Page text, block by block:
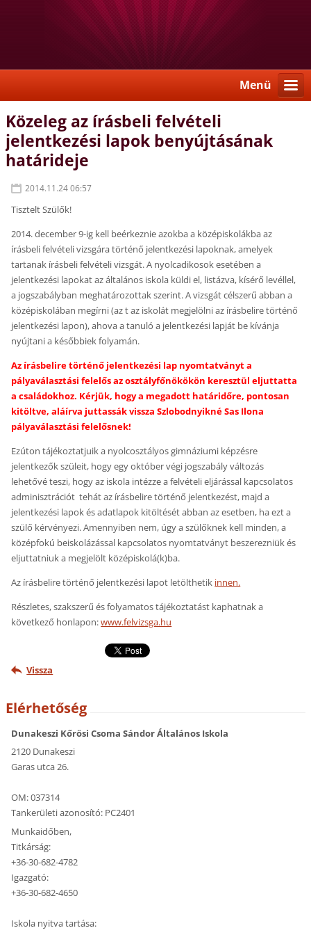
Menü
Közeleg az írásbeli felvételi
jelentkezési lapok benyújtásának
határideje
2014.11.24 06:57
Tisztelt Szülők!
2014. december 9-ig kell beérkeznie azokba a középiskolákba az
írásbeli felvételi vizsgára történő jelentkezési lapoknak, amelyek
tartanak írásbeli felvételi vizsgát. A nyolcadikosok esetében a
jelentkezési lapokat az általános iskola küldi el, listázva, kísérő levéllel,
a jogszabályban meghatározottak szerint. A vizsgát célszerű abban a
középiskolában megírni (az t az iskolát megjelölni az írásbelire történő
jelentkezési lapon), ahova a tanuló a jelentkezési lapját be kívánja
nyújtani a későbbiek folyamán.
Az írásbelire történő jelentkezési lap nyomtatványt a
pályaválasztási felelős az osztályfőnökökön keresztül eljuttatta
a családokhoz. Kérjük, hogy a megadott határidőre, pontosan
kitöltve, aláírva juttassák vissza Szlobodnyikné Sas Ilona
pályaválasztási felelősnek!
Ezúton tájékoztatjuik a nyolcosztályos gimnáziumi képzésre
jelentkezők szüleit, hogy egy október végi jogszabály változás
lehetővé teszi, hogy az iskola intézze a felvételi eljárással kapcsolatos
adminisztrációt tehát az írásbelire történő jelentkezést, majd a
jelentkezési lapok és adatlapok kitöltését abban az esetben, ha ezt a
szülő kérvényezi. Amennyiben nem, úgy a szülőknek kell minden, a
középfokú beiskolázással kapcsolatos nyomtatványt beszerezniük és
eljuttatniuk a megjelölt középiskolá(k)ba.
Az írásbelire történő jelentkezési lapot letölthetik innen.
Részletes, szakszerű és folyamatos tájékoztatást kaphatnak a
következő honlapon:www.felvizsga.hu
Vissza
Elérhetőség
Dunakeszi Kőrösi Csoma Sándor Általános Iskola
2120 Dunakeszi
Garas utca 26.
OM: 037314
Tankerületi azonosító: PC2401
Munkaidőben,
Titkárság:
+36-30-682-4782
Igazgató:
+36-30-682-4650
Iskola nyitva tartása: